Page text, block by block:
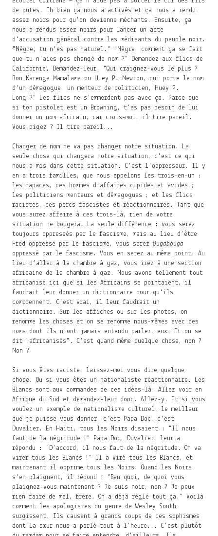
de putes. Eh bien ça nous a activés et ça nous a rendu
assez noirs pour qu'on devienne méchants. Ensuite, ça
nous a rendus assez noirs pour lancer un acte
d'accusation général contre les médisants du peuple noir.
"Nègre, tu n'es pas naturel." "Nègre, comment ça se fait
que tu n'aies pas changé de nom ?" Demandez aux flics de
Californie. Demandez-leur. "Qui craignez-vous le plus ?
Ron Karenga Mamalama ou Huey P. Newton, qui porte le nom
d'un démagogue, un menteur de politicien, Huey P.
Long ?" Les flics ne s'emmerdent pas avec ça. Parce que
si ton pistolet est un Browning, t'as pas besoin de lui
donner un nom africain, car crois-moi, il tire pareil.
Vous pigez ? Il tire pareil...
Changer de nom ne va pas changer notre situation. La
seule chose qui changera notre situation, c'est ce qui
nous a mis dans cette situation. C'est l'oppresseur. Il y
en a trois familles, que nous appelons les trois-en-un :
les rapaces, ces hommes d'affaires cupides et avides ;
les politiciens menteurs et démagogues ; et les flics
racistes, ces porcs fascistes et réactionnaires. Tant que
vous aurez affaire à ces trois-là, rien de votre
situation ne bougera. La seule différence : vous serez
toujours oppressés par le fascisme, mais au lieu d’être
Fred oppressé par le fascisme, vous serez Ougabouga
oppressé par le fascisme. Vous en serez au même point. Au
lieu d’aller à la chambre à gaz, vous irez à une section
africaine de la chambre à gaz. Nous avons tellement tout
africanisé ici que si les Africains se pointaient, il
faudrait leur donner un dictionnaire pour qu'ils
comprennent. C'est vrai, il leur faudrait un
dictionnaire. Sur les affiches ou sur les photos, on
renomme les choses et on se renomme nous-mêmes avec des
noms dont ils n'ont jamais entendu parler, eux. Et on se
dit "africanisés". C’est quand même quelque chose, non ?
Non ?
Si vous êtes raciste, laissez-moi vous dire quelque
chose. Ou si vous êtes un nationaliste réactionnaire. Les
Blancs sont aux commandes de ces idées-là. Allez voir en
Afrique du Sud et demandez-leur donc. Allez-y. Et si vous
voulez un exemple de nationalisme culturel, le meilleur
que je puisse vous donner, c'est Papa Doc, c'est
Duvalier. En Haïti, tous les Noirs disaient : "Il nous
faut de la négritude !" Papa Doc, Duvalier, leur a
répondu : "D’accord, il nous faut de la négritude. On va
virer tous les Blancs !" Il a viré tous les Blancs, et
maintenant il opprime tous les Noirs. Quand les Noirs
s'en plaignent, il répond : "Ben quoi, de quoi vous
plaignez-vous maintenant ? Je suis noir, non ? Je peux
rien faire de mal, frère. On a déjà réglé tout ça." Voilà
comment les apologistes du genre de Wesley South
surgissent. Ils causent à grands coups de ces sophismes
dont la sœur nous a parlé tout à l'heure... C'est plutôt